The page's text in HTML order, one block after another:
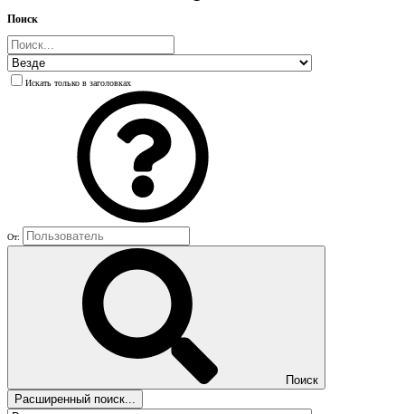
Поиск
Искать только в заголовках
От:
Поиск
Расширенный поиск...